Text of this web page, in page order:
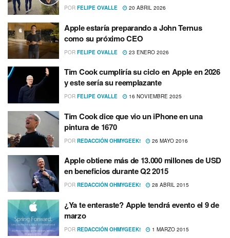
POR FELIPE OVALLE 20 ABRIL 2026
Apple estaría preparando a John Ternus
como su próximo CEO
POR FELIPE OVALLE 23 ENERO 2026
Tim Cook cumpliría su ciclo en Apple en 2026
y este sería su reemplazante
POR FELIPE OVALLE 16 NOVIEMBRE 2025
Tim Cook dice que vio un iPhone en una
pintura de 1670
POR REDACCIÓN OHMYGEEK! 26 MAYO 2016
Apple obtiene más de 13.000 millones de USD
en beneficios durante Q2 2015
POR REDACCIÓN OHMYGEEK! 28 ABRIL 2015
¿Ya te enteraste? Apple tendrá evento el 9 de
marzo
POR REDACCIÓN OHMYGEEK! 1 MARZO 2015